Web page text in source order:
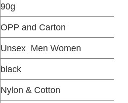
90g
OPP and Carton
Unsex Men Women
black
Nylon & Cotton